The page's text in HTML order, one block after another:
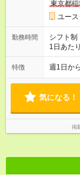
※ 雇用形
形態：本
東京都
ユー
勤務時間
シフト制
1日あた
の間で6～8
日6時間から勤
※訪問先
特徴 週1日か
気になる！
掲